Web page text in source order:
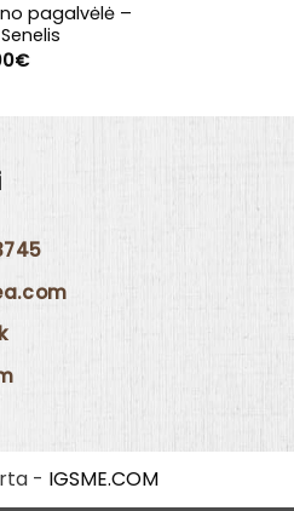
pagalvėlė –
€
- IGSME.COM